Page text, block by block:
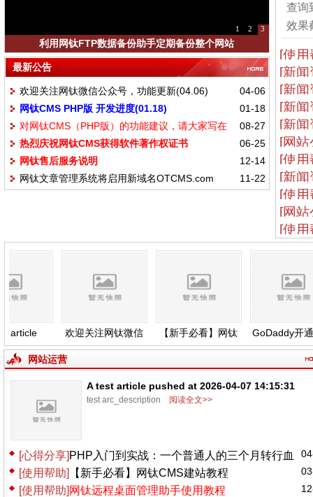
1 2 3
利用网钛FTP数据备份助手定期备份整个网站
最新公告
04-06
欢迎关注网钛微信公众号，功能更新(04.06)
01-18
网钛CMS PHP版 开发进度(01.18)
08-27
对网钛CMS（PHP版）的功能建议，请大家写在
这里
06-25
热烈庆祝网钛CMS获得软件著作权证书
12-14
网钛售后服务说明
11-22
网钛文章管理系统将启用新域名OTCMS.com
查询
效果
[使
[新
[新
[新
[新
[网
[使
[新
[使
[网
[使
2026-
欢迎关注网钛微信
公众号，功能更新
【新手必看】网钛
CMS建站教程
GoDaddy开通
中文网站
网站运营
A test article pushed at 2026-04-07 14:15:31
test arc_description 阅读全文>>
[心得分享]PHP入门到实战：一个普通人的三个月转行血
泪史
[使用帮助] 【新手必看】网钛CMS建站教程
[使用帮助]网钛远程桌面管理助手使用教程